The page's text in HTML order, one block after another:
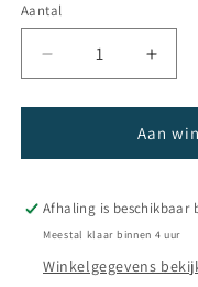
Aantal
Aantal
verlagen
voor
Champagne
Aurore
Florian
Laval
La
Aantal
voor
Laval
La
Aan
Afhaling is beschikbaar
Meestal klaar binnen 4 uur
Winkelgegevens